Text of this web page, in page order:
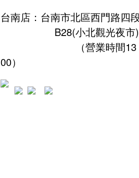
台南店：台南市北區西門路
B28(小北觀
（營業時間
00）